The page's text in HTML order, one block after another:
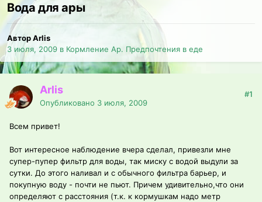
Вода для ары
Автор Arlis
3 июля, 2009 в Кормление Ар. Предпочтения в еде
Arlis
Опубликовано 3 июля, 2009
#1
Всем привет!
Вот интересное наблюдение вчера сделал, привезли мне
супер-пупер фильтр для воды, так миску с водой выдули за
сутки. До этого наливал и с обычного фильтра барьер, и
покупную воду - почти не пьют. Причем удивительно,что они
определяют с расстояния (т.к. к кормушкам надо метр